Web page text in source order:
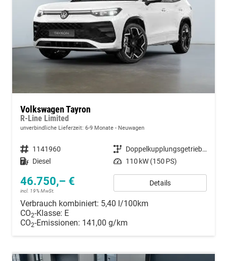
Volkswagen Tayron
R-Line Limited
unverbindliche Lieferzeit: 6-9 Monate Neuwagen
Fahrzeugnummer 1141960 Getriebe
Doppelkupplungsgetriebe (DSG)
Kraftstoff Diesel Leistung 110 kW (150 PS)
46.750,– €
incl. 19% MwSt.
Details
Verbrauch kombiniert: 5,40 l/100km
CO2-Klasse: E
CO2-Emissionen: 141,00 g/km